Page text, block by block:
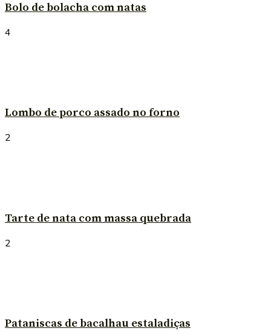
Bolo de bolacha com natas
4
Lombo de porco assado no forno
2
Tarte de nata com massa quebrada
2
Pataniscas de bacalhau estaladiças